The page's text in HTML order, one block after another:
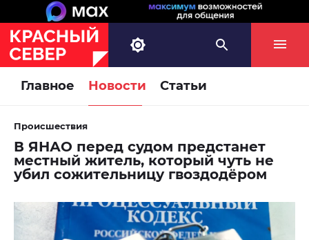
Главное Новости Статьи
Происшествия
В ЯНАО перед судом предстанет
местный житель, который чуть не
убил сожительницу гвоздодёром